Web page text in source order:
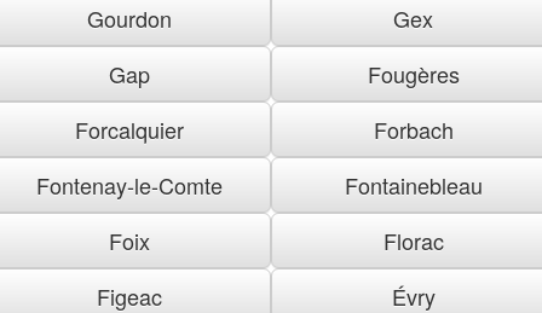
Gourdon
Gex
Gap
Fougères
Forcalquier
Forbach
Fontenay-le-Comte
Fontainebleau
Foix
Florac
Figeac
Évry